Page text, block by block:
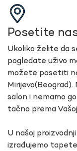
Posetite
Ukoliko želite da
pogledate uživo
možete posetiti
salon i nemamo
tačno prema
U našoj
izrađujemo